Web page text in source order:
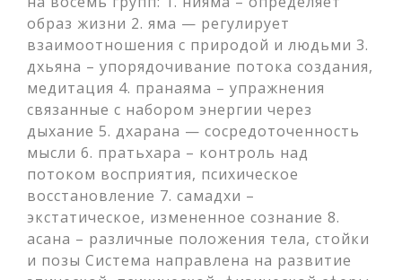
образ жизни 2. яма — регулирует
взаимоотношения с природой и людьми 3.
дхьяна – упорядочивание потока создания,
медитация 4. пранаяма – упражнения
связанные с набором энергии через
дыхание 5. дхарана — сосредоточенность
мысли 6. пратьхара – контроль над
потоком восприятия, психическое
восстановление 7. самадхи –
экстатическое, измененное сознание 8.
асана – различные положения тела, стойки
и позы Система направлена на развитие